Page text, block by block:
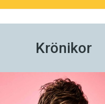
Krönikor